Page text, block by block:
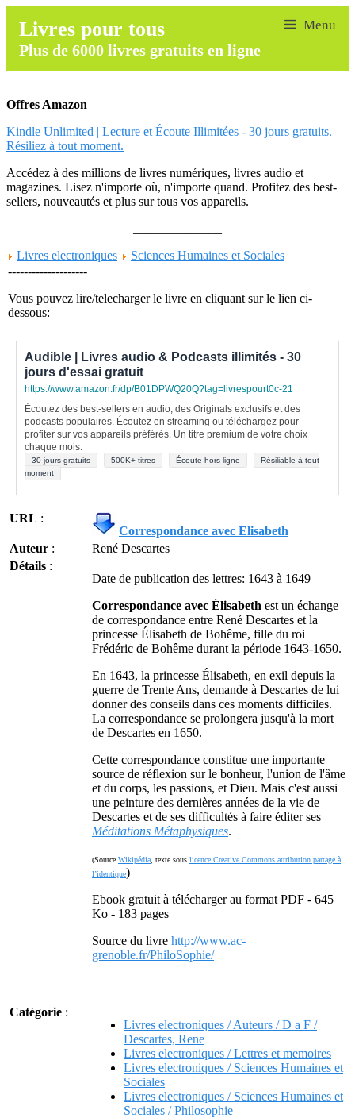
Livres pour tous
Plus de 6000 livres gratuits en ligne
Offres Amazon
Kindle Unlimited | Lecture et Écoute Illimitées - 30 jours gratuits.
Résiliez à tout moment.
Accédez à des millions de livres numériques, livres audio et
magazines. Lisez n'importe où, n'importe quand. Profitez des best-
sellers, nouveautés et plus sur tous vos appareils.
Livres electroniques
Sciences Humaines et Sociales
--------------------
Vous pouvez lire/telecharger le livre en cliquant sur le lien ci-
dessous:
Audible | Livres audio & Podcasts illimités - 30
jours d'essai gratuit
https://www.amazon.fr/dp/B01DPWQ20Q?tag=livrespourt0c-21
Écoutez des best-sellers en audio, des Originals exclusifs et des
podcasts populaires. Écoutez en streaming ou téléchargez pour
profiter sur vos appareils préférés. Un titre premium de votre choix
chaque mois.
30 jours gratuits 500K+ titres Écoute hors ligne
Résiliable à tout
moment
URL :
Correspondance avec Elisabeth
Auteur :
René Descartes
Détails :
Date de publication des lettres: 1643 à 1649
Correspondance avec Élisabeth est un échange
de correspondance entre René Descartes et la
princesse Élisabeth de Bohême, fille du roi
Frédéric de Bohême durant la période 1643-1650.
En 1643, la princesse Élisabeth, en exil depuis la
guerre de Trente Ans, demande à Descartes de lui
donner des conseils dans ces moments difficiles.
La correspondance se prolongera jusqu'à la mort
de Descartes en 1650.
Cette correspondance constitue une importante
source de réflexion sur le bonheur, l'union de l'âme
et du corps, les passions, et Dieu. Mais c'est aussi
une peinture des dernières années de la vie de
Descartes et de ses difficultés à faire éditer ses
Méditations Métaphysiques.
(Source Wikipédia , texte sous licence Creative Commons attribution partage à
l’identique)
Ebook gratuit à télécharger au format PDF - 645
Ko - 183 pages
Source du livre http://www.ac-
grenoble.fr/PhiloSophie/
Catégorie :
Livres electroniques / Auteurs / D a F /
Descartes, Rene
Livres electroniques / Lettres et memoires
Livres electroniques / Sciences Humaines et
Sociales
Livres electroniques / Sciences Humaines et
Sociales / Philosophie